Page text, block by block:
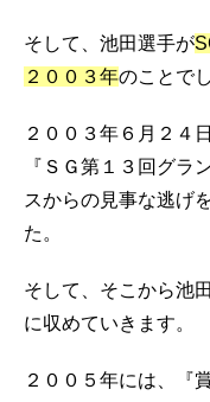
そして、池田選手が
２００３年のことで
２００３年６月２４
『ＳＧ第１３回グラ
スからの見事な逃げ
た。
そして、そこから池
に収めていきます。
２００５年には、『